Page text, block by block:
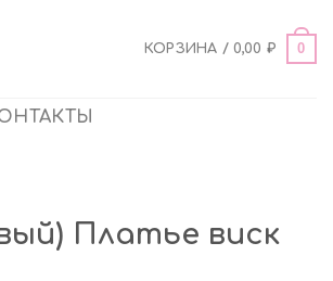
КОРЗИНА /0,00 ₽ 0
Платье виск